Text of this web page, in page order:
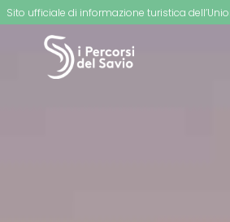
Sito ufficiale di informazione turistica